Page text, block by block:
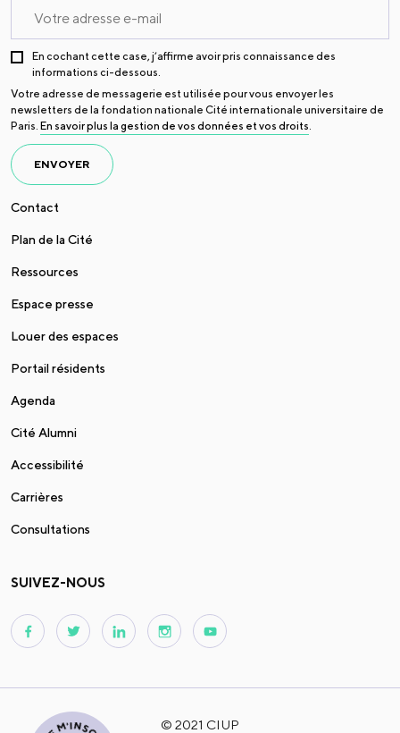
En cochant cette case, j’affirme avoir pris connaissance des
informations ci-dessous.
Votre adresse de messagerie est utilisée pour vous envoyer les
newsletters de la fondation nationale Cité internationale universitaire de
Paris. En savoir plus la gestion de vos données et vos droits.
ENVOYER
Contact
Plan de la Cité
Ressources
Espace presse
Louer des espaces
Portail résidents
Agenda
Cité Alumni
Accessibilité
Carrières
Consultations
SUIVEZ-NOUS
© 2021 CIUP